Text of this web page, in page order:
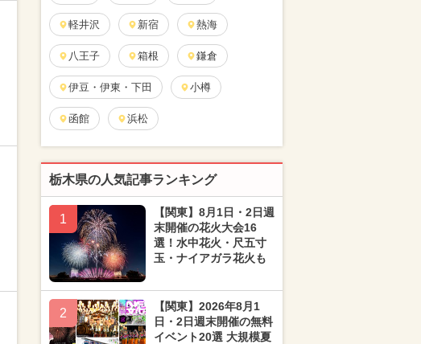
軽井沢 新宿 熱海
八王子 箱根 鎌倉
伊豆・伊東・下田 小樽
函館 浜松
栃木県の人気記事ランキング
1
【関東】8月1日・2日週
末開催の花火大会16
選！水中花火・尺五寸
玉・ナイアガラ花火も
2
【関東】2026年8月1
日・2日週末開催の無料
イベント20選 大規模夏